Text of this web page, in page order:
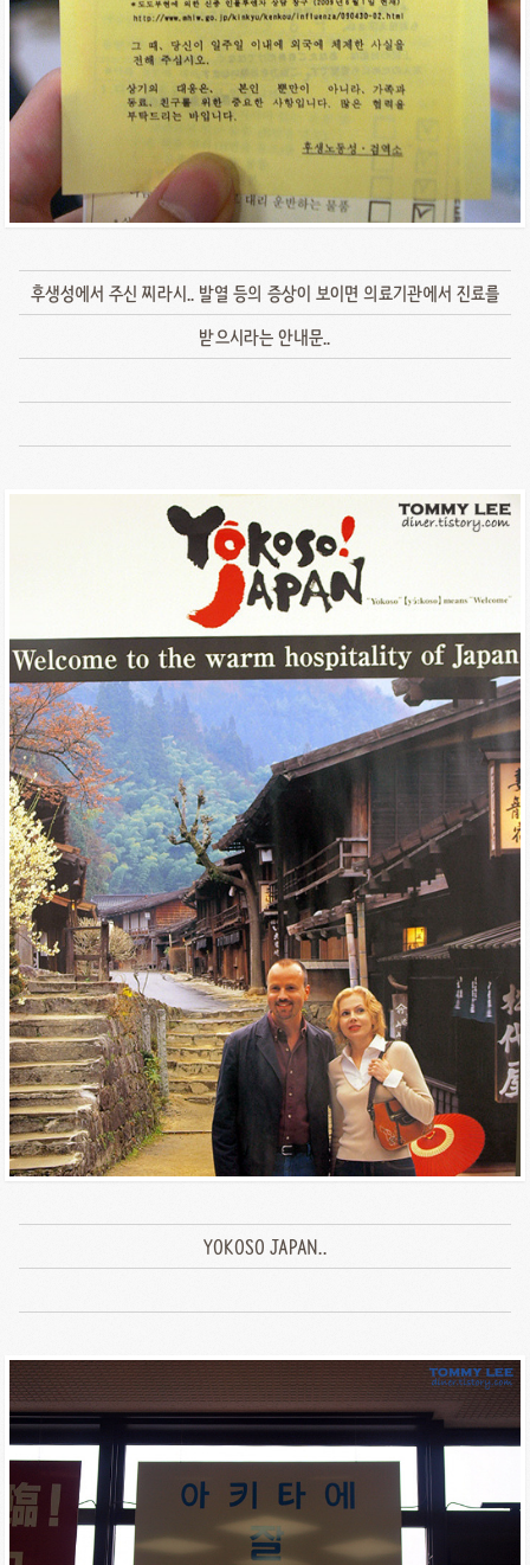
후생성에서 주신 찌라시.. 발열 등의 증상이 보이면 의료기관에서 진료를
받으시라는 안내문..
YOKOSO JAPAN..